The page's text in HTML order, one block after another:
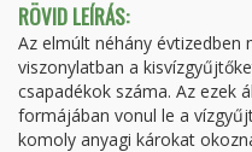
RÖVID LEÍRÁS:
Az elmúlt néhány évtizedben
viszonylatban a
csapadékok száma. Az ezek
formájában vonul le a
komoly anyagi károkat